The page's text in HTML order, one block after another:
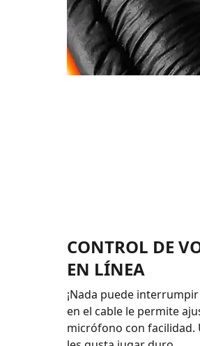
CONTROL DE
EN LÍNEA
¡Nada puede
en el cable le permite
micrófono con facilidad.